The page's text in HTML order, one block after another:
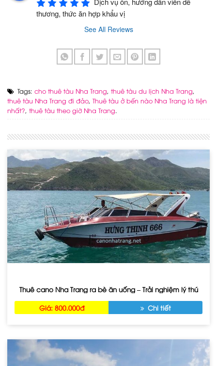
thương, thức ăn hợp khẩu vị
See All Reviews
Tags: cho thuê tàu Nha Trang, thuê tàu du lịch Nha Trang,
thuê tàu Nha Trang đi đảo, Thuê tàu ở bến nào Nha Trang là tiện
nhất?, thuê tàu theo giờ Nha Trang.
Thuê cano Nha Trang ra bè ăn uống – Trải nghiệm lý thú
Giá: 800.000đ Chi tiết